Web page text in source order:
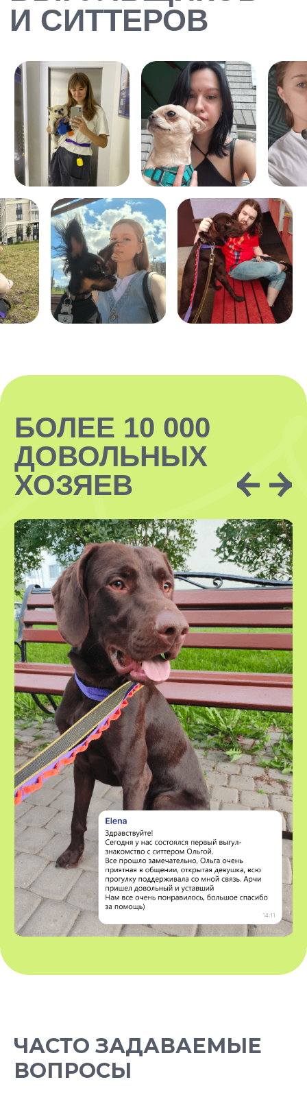
ЧАСТО ЗАДАВАЕМЫЕ
ВОПРОСЫ
Сервис по выгулу и передержке
домашних животных
VOX • ВОКС
АО "ПЭТТЕХ СОЛЮШЕНС"
ИНН: 7814829167
ОГРН: 1237800119710
КПП: 781401001
Передержка собак
Няни для собак
Передержка кошек
Няня для кошки
Все услуги
Выгул собак
О нас
Отзывы
Контакты
Блог
Заказать услугу
Договор-оферта
Политика использования cookies
Разработчик сайта - @dalaraas
*Instagram — проект Meta Platforms Inc., деятельность
8-800-222-59-47
info@voxfordogs.ru
Политика конфиденциальности
Согласие на обработку персональных данных